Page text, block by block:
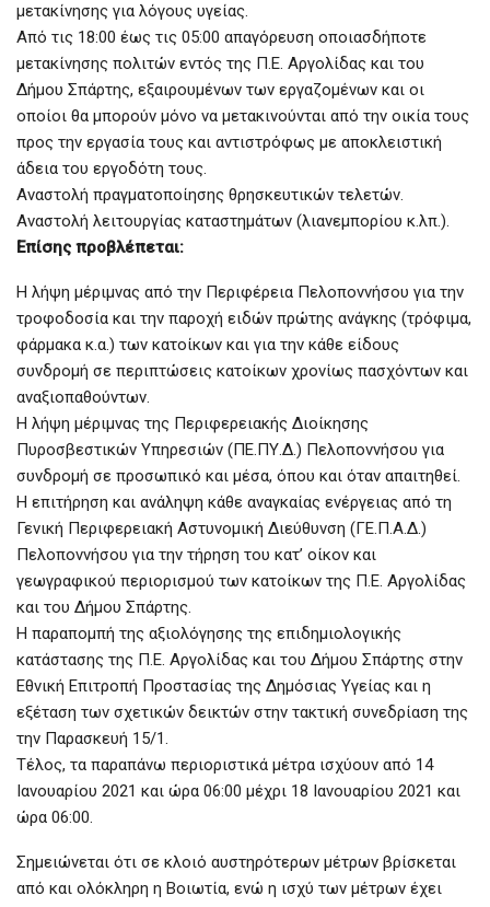
μετακίνησης για λόγους υγείας.
Από τις 18:00 έως τις 05:00 απαγόρευση οποιασδήποτε
μετακίνησης πολιτών εντός της Π.Ε. Αργολίδας και του
Δήμου Σπάρτης, εξαιρουμένων των εργαζομένων και οι
οποίοι θα μπορούν μόνο να μετακινούνται από την οικία τους
προς την εργασία τους και αντιστρόφως με αποκλειστική
άδεια του εργοδότη τους.
Αναστολή πραγματοποίησης θρησκευτικών τελετών.
Αναστολή λειτουργίας καταστημάτων (λιανεμπορίου κ.λπ.).
Επίσης προβλέπεται:
H λήψη μέριμνας από την Περιφέρεια Πελοποννήσου για την
τροφοδοσία και την παροχή ειδών πρώτης ανάγκης (τρόφιμα,
φάρμακα κ.α.) των κατοίκων και για την κάθε είδους
συνδρομή σε περιπτώσεις κατοίκων χρονίως πασχόντων και
αναξιοπαθούντων.
H λήψη μέριμνας της Περιφερειακής Διοίκησης
Πυροσβεστικών Υπηρεσιών (ΠΕ.ΠΥ.Δ.) Πελοποννήσου για
συνδρομή σε προσωπικό και μέσα, όπου και όταν απαιτηθεί.
H επιτήρηση και ανάληψη κάθε αναγκαίας ενέργειας από τη
Γενική Περιφερειακή Αστυνομική Διεύθυνση (ΓΕ.Π.Α.Δ.)
Πελοποννήσου για την τήρηση του κατ’ οίκον και
γεωγραφικού περιορισμού των κατοίκων της Π.Ε. Αργολίδας
και του Δήμου Σπάρτης.
H παραπομπή της αξιολόγησης της επιδημιολογικής
κατάστασης της Π.Ε. Αργολίδας και του Δήμου Σπάρτης στην
Εθνική Επιτροπή Προστασίας της Δημόσιας Υγείας και η
εξέταση των σχετικών δεικτών στην τακτική συνεδρίαση της
την Παρασκευή 15/1.
Τέλος, τα παραπάνω περιοριστικά μέτρα ισχύουν από 14
Ιανουαρίου 2021 και ώρα 06:00 μέχρι 18 Ιανουαρίου 2021 και
ώρα 06:00.
Σημειώνεται ότι σε κλοιό αυστηρότερων μέτρων βρίσκεται
από και ολόκληρη η Βοιωτία, ενώ η ισχύ των μέτρων έχει